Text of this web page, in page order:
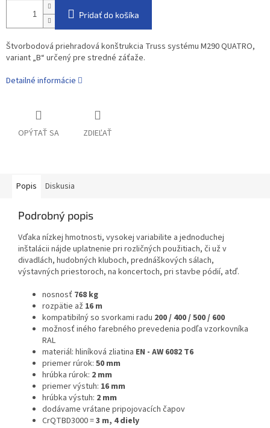
Pridať do košíka
Štvorbodová priehradová konštrukcia Truss systému M290 QUATRO,
variant „B“ určený pre stredné záťaže.
Detailné informácie
OPÝTAŤ SA ZDIEĽAŤ
Popis Diskusia
Podrobný popis
Vďaka nízkej hmotnosti, vysokej variabilite a jednoduchej
inštalácii nájde uplatnenie pri rozličných použitiach, či už v
divadlách, hudobných kluboch, prednáškových sálach,
výstavných priestoroch, na koncertoch, pri stavbe pódií, atď.
nosnosť 768 kg
rozpätie až 16 m
kompatibilný so svorkami radu 200 / 400 / 500 / 600
možnosť iného farebného prevedenia podľa vzorkovníka
RAL
materiál: hliníková zliatina EN - AW 6082 T6
priemer rúrok: 50 mm
hrúbka rúrok: 2 mm
priemer výstuh: 16 mm
hrúbka výstuh: 2 mm
dodávame vrátane pripojovacích čapov
CrQTBD3000 =3 m, 4 diely